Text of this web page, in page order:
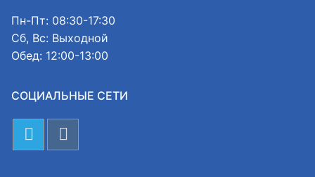
Пн-Пт: 08:30-17:30
Сб, Вс: Выходной
Обед: 12:00-13:00
СОЦИАЛЬНЫЕ СЕТИ